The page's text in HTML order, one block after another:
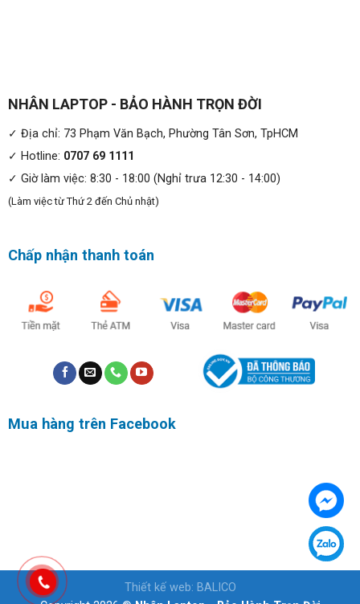
NHÂN LAPTOP - BẢO HÀNH TRỌN ĐỜI
✓ Địa chỉ: 73 Phạm Văn Bạch, Phường Tân Sơn, TpHCM
✓ Hotline: 0707 69 1111
✓ Giờ làm việc: 8:30 - 18:00 (Nghỉ trưa 12:30 - 14:00)
(Làm việc từ Thứ 2 đến Chủ nhật)
Chấp nhận thanh toán
Mua hàng trên Facebook
Thiết kế web: BALICO